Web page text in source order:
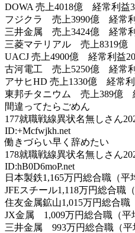
DOWA 売上4018億 経常利益
フジクラ 売上3990億 経常
三井金属 売上3424億 経常
三菱マテリアル 売上8319億
UACJ 売上4900億 経常利益
古河電工 売上5250億 経常
アサヒHD 売上1330億 経常
東邦チタニウム 売上389億
間違ってたらごめん
177就職戦線異状名無しさん
ID:+Mcfwjkh.net
働きづらい早く辞めたい
178就職戦線異状名無しさん
ID:hB0D6moP.net
日本製鉄1,165万円総合職（平
JFEスチール1,118万円総合職
住友金属鉱山1,015万円総合職
JX金属 1,009万円総合職（平
三井金属 993万円総合職（平